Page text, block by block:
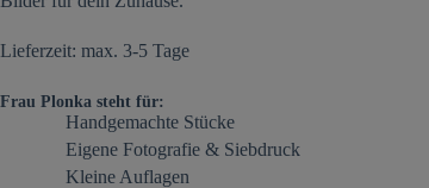
Lieferzeit: max. 3-5 Tage
Frau Plonka steht für:
Handgemachte Stücke
Eigene Fotografie & Siebdruck
Kleine Auflagen